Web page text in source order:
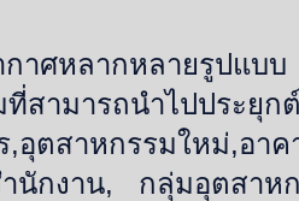
าศหลากหลายรูปแบ
ที่สามารถนำไปประยุ
อุตสาหกรรมใหม่,อาค
ำนักงาน, กลุ่มอุตสา